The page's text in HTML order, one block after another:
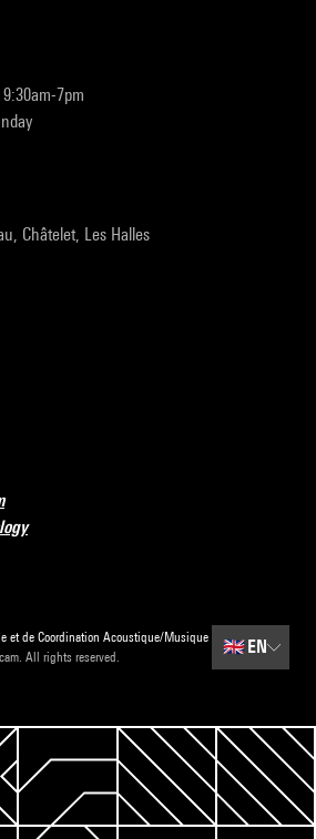
7pm
Châtelet, Les Halles
et de Coordination Acoustique/Musique
All rights reserved.
🇬🇧 EN